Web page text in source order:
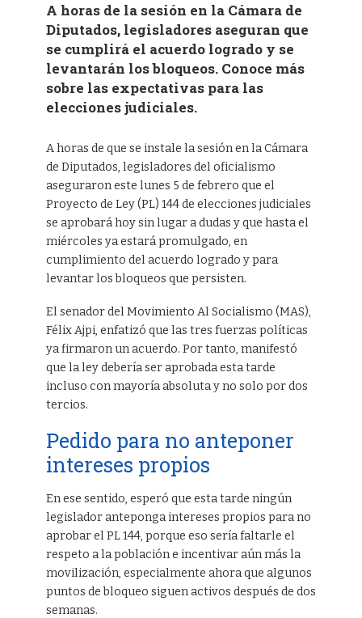
A horas de la sesión en la Cámara de
Diputados, legisladores aseguran que
se cumplirá el acuerdo logrado y se
levantarán los bloqueos. Conoce más
sobre las expectativas para las
elecciones judiciales.
A horas de que se instale la sesión en la Cámara
de Diputados, legisladores del oficialismo
aseguraron este lunes 5 de febrero que el
Proyecto de Ley (PL) 144 de elecciones judiciales
se aprobará hoy sin lugar a dudas y que hasta el
miércoles ya estará promulgado, en
cumplimiento del acuerdo logrado y para
levantar los bloqueos que persisten.
El senador del Movimiento Al Socialismo (MAS),
Félix Ajpi, enfatizó que las tres fuerzas políticas
ya firmaron un acuerdo. Por tanto, manifestó
que la ley debería ser aprobada esta tarde
incluso con mayoría absoluta y no solo por dos
tercios.
Pedido para no anteponer
intereses propios
En ese sentido, esperó que esta tarde ningún
legislador anteponga intereses propios para no
aprobar el PL 144, porque eso sería faltarle el
respeto a la población e incentivar aún más la
movilización, especialmente ahora que algunos
puntos de bloqueo siguen activos después de dos
semanas.